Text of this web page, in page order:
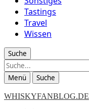
Tastings
Travel
Wissen
Suche
Suche
Menü Suche
WHISKYFANBLOG.DE